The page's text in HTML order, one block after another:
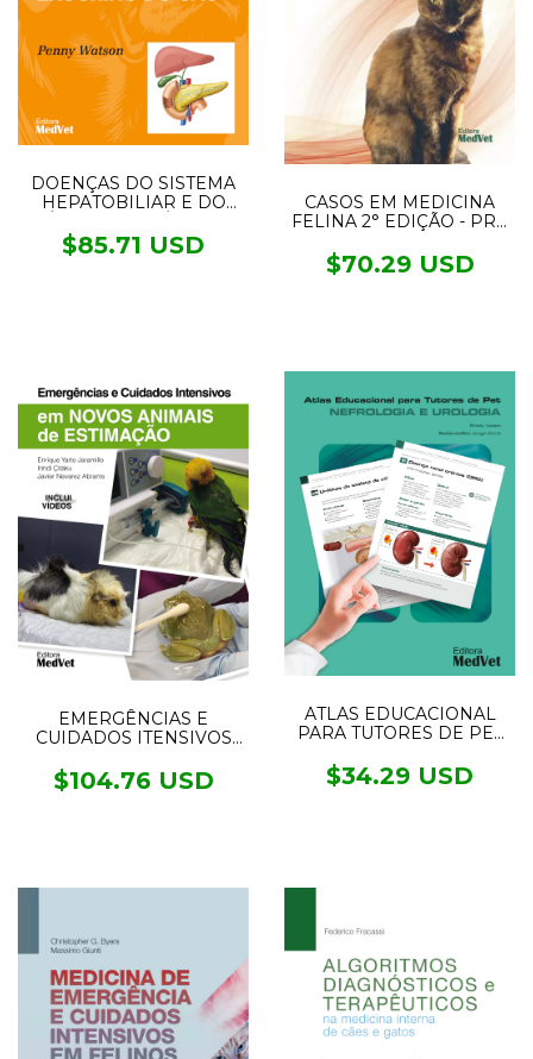
DOENÇAS DO SISTEMA
HEPATOBILIAR E DO
DO CÃO
$85.71 USD
CASOS EM MEDICINA
FELINA 2° EDIÇÃO - PRÉ
PARTIR DO DIA 16/08/23
$70.29 USD
EMERGÊNCIAS E
CUIDADOS ITENSIVOS
ESTIMAÇÃO
$104.76 USD
ATLAS EDUCACIONAL
PARA TUTORES DE PET
UROLOGIA
$34.29 USD